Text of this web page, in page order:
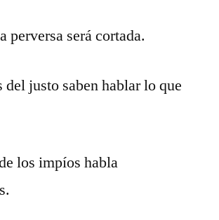
perversa será cortada.
del justo saben hablar lo que
los impíos habla